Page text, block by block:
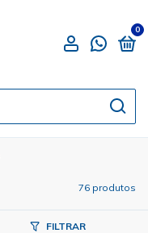
0
76 produtos
FILTRAR